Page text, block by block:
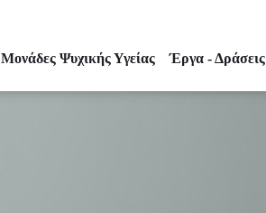
Μονάδες Ψυχικής Υγείας Έργα - Δράσεις